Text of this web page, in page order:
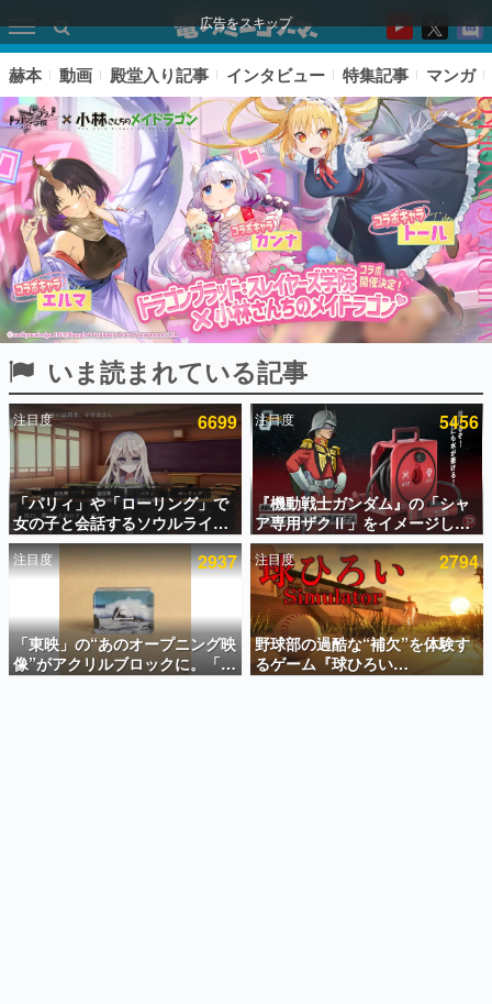
広告をスキップ
ピックアップ
電ファミのいま読まれている記事ランキング
アプリセール情報
インタビュー
連載・特集一覧
殿堂入り記事
SNS拡散数が数千以上！ ページビュー数万以上！ などな
ど。多くの人々に読まれた、電ファミ渾身の“殿堂入り”記
事をまとめました。
赫本 動画 殿堂入り記事 インタビュー 特集記事 マンガ
いま読まれている記事
注目度 6699
「パリィ」や「ローリング」で
女の子と会話するソウルライク
恋愛ゲーム『小早川さんはソウ
ルライク』無料公開。返事に失
敗すると「YOU DIED」
注目度 5456
『機動戦士ガンダム』の「シャ
ア専用ザクⅡ」をイメージした
散水ホースリールが予約開始。
本体にはシャアのパーソナルマ
ークやジオン公国軍のエンブレ
ム、型式番号などを配置
注目度 2937
「東映」の“あのオープニング映
像”がアクリルブロックに。「東
映ヒストリカル グッズコレクシ
注目度 2794
野球部の過酷な“補欠”を体験す
るゲーム『球ひろい
Simulator』が「1件」のウィッ